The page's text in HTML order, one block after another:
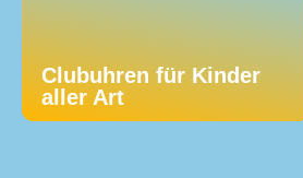
Clubuhren für Kinder
aller Art